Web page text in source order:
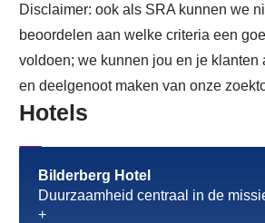
Disclaimer: ook als SRA kunnen we
beoordelen aan welke criteria een
voldoen; we kunnen jou en je klanten
en deelgenoot maken van onze
Hotels
Bilderberg Hotel
Duurzaamheid centraal in de
+